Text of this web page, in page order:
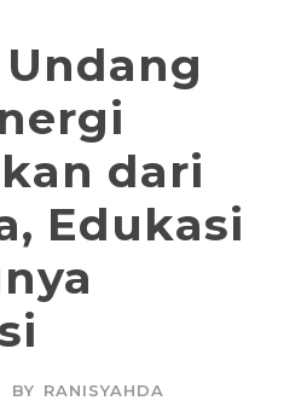
dari
Edukasi
BY RANISYAHDA